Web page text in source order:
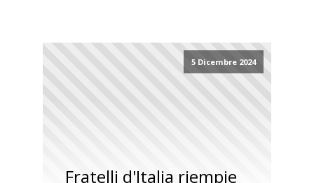
5 Dicembre 2024
Fratelli d'Italia riempie